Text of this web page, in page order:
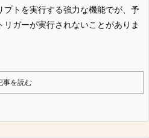
プトを実行する強力な機能でが、予
リガーが実行されないことがありま
事を読む